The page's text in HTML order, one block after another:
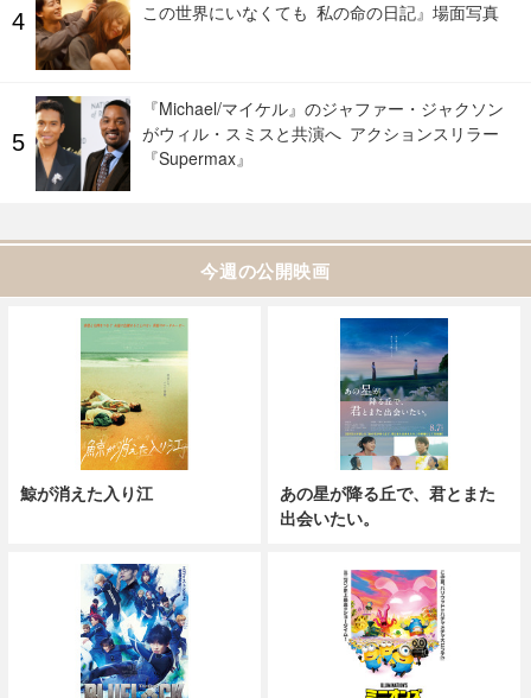
この世界にいなくても 私の命の日記』場面写真
『Michael/マイケル』のジャファー・ジャクソン
がウィル・スミスと共演へ アクションスリラー
『Supermax』
今週の公開映画
鯨が消えた入り江
あの星が降る丘で、君とまた
出会いたい。